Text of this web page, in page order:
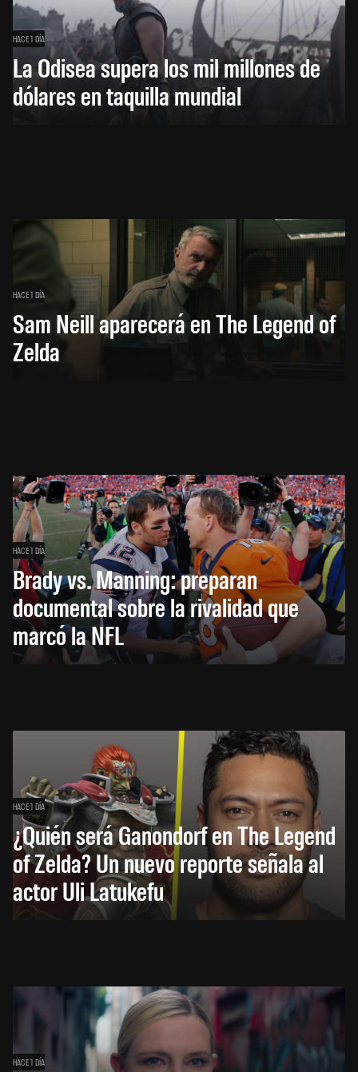
HACE 1 DÍA
La Odisea supera los mil millones de
dólares en taquilla mundial
HACE 1 DÍA
Sam Neill aparecerá en The Legend of
Zelda
HACE 1 DÍA
Brady vs. Manning: preparan
documental sobre la rivalidad que
marcó la NFL
HACE 1 DÍA
¿Quién será Ganondorf en The Legend
of Zelda? Un nuevo reporte señala al
actor Uli Latukefu
HACE 1 DÍA